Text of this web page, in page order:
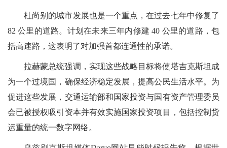
杜尚别的城市发展也是一个重点，在过去七年中修复了
82 公里的道路。计划在未来三年内修建 40 公里的道路，包
括高速路，这表明了对加强首都连通性的承诺。
拉赫蒙总统强调，实现这些战略目标将使塔吉克斯坦成
为一个过境国，确保经济稳定发展，提高公民生活水平。为
促进这些发展，交通运输部和国家投资与国有资产管理委员
会已被授权吸引资本并有效实施国家投资项目，包括控制货
运重量的统一数字网络。